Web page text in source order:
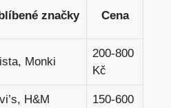
značky Cena
Monki
200-800
Kč
H&M
150-600